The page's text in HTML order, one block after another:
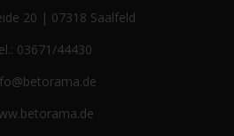
20 | 07318 Saalfeld
03671/44430